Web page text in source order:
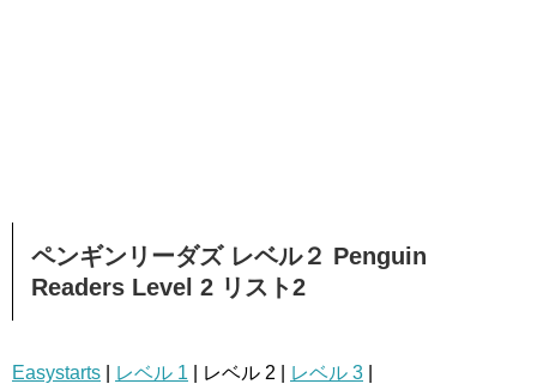
ペンギンリーダズ レベル２ Penguin
Readers Level 2 リスト2
Easystarts レベル 1 | レベル 2 | レベル 3